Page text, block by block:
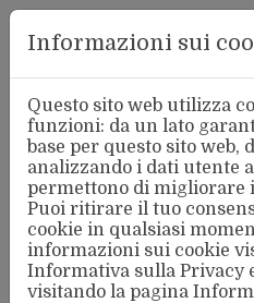
Aderente
Informazioni sui
Questo sito web utilizza
funzioni: da un lato
base per questo sito web,
analizzando i dati utente
permettono di migliorare
Puoi ritirare il tuo
cookie in qualsiasi
informazioni sui cookie
Informativa sulla Privacy
visitando la pagina